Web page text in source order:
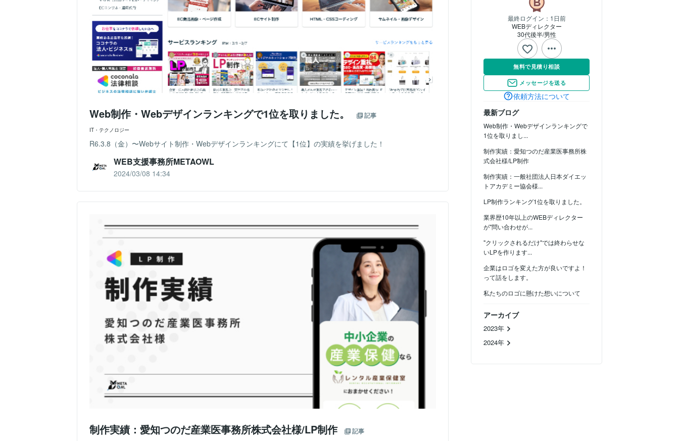
最終ログイン： 1日前
WEBディレクター
30代後半男性
無料で見積り相談
メッセージを送る
依頼方法について
最新ブログ
Web制作・Webデザインランキングで
1位を取りまし...
制作実績：愛知つのだ産業医事務所株
式会社様/LP制作
制作実績：一般社団法人日本ダイエッ
トアカデミー協会様...
LP制作ランキング1位を取りました。
業界歴10年以上のWEBディレクター
が"問い合わせが...
"クリックされるだけ"では終わらせな
いLPを作ります...
企業はロゴを変えた方が良いですよ！
って話をします。
私たちのロゴに懸けた想いについて
アーカイブ
2023年
2024年
Web制作・Webデザインランキングで1位を取りました。 記事
IT・テクノロジー
R6.3.8（金）〜Webサイト制作・Webデザインランキングにて【1位】の実績を挙げました！
WEB支援事務所METAOWL
2024/03/08 14:34
制作実績：愛知つのだ産業医事務所株式会社様/LP制作 記事